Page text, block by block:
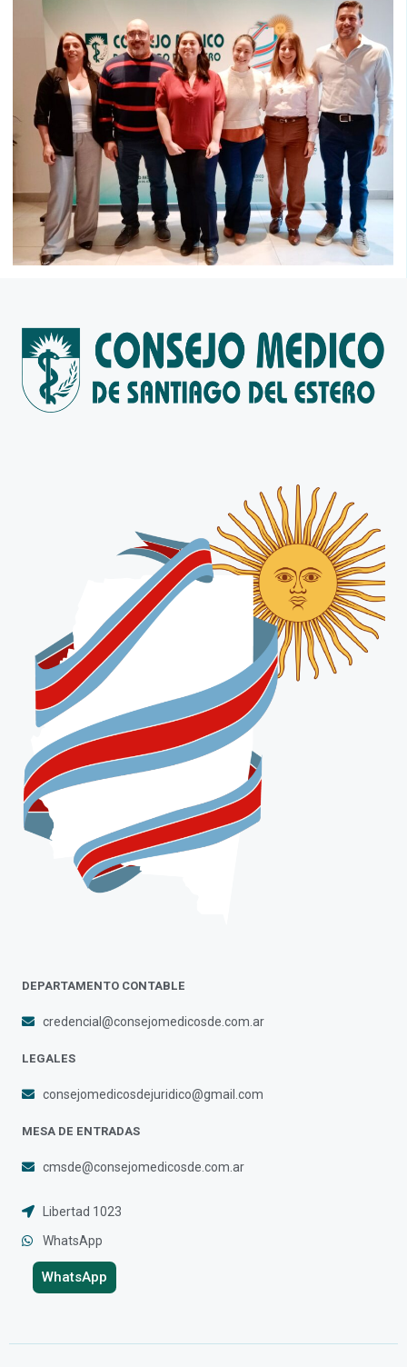
DEPARTAMENTO CONTABLE
credencial@consejomedicosde.com.ar
LEGALES
consejomedicosdejuridico@gmail.com
MESA DE ENTRADAS
cmsde@consejomedicosde.com.ar
Libertad 1023
WhatsApp
WhatsApp